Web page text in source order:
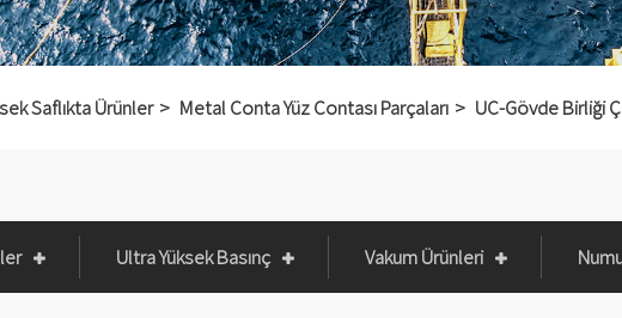
Saflıkta Ürünler Metal Conta Yüz Contası Parçaları UC-Gövde Birliği
Ultra Yüksek Basınç Vakum Ürünleri